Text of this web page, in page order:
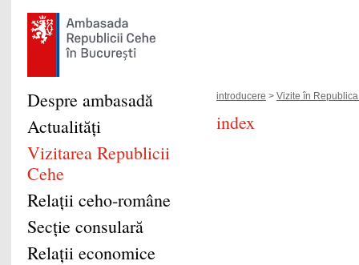
introducere > Vizite în
index
Despre ambasadă
Actualităţi
Vizitarea Republicii
Cehe
Relaţii ceho-române
Secţie consulară
Relaţii economice